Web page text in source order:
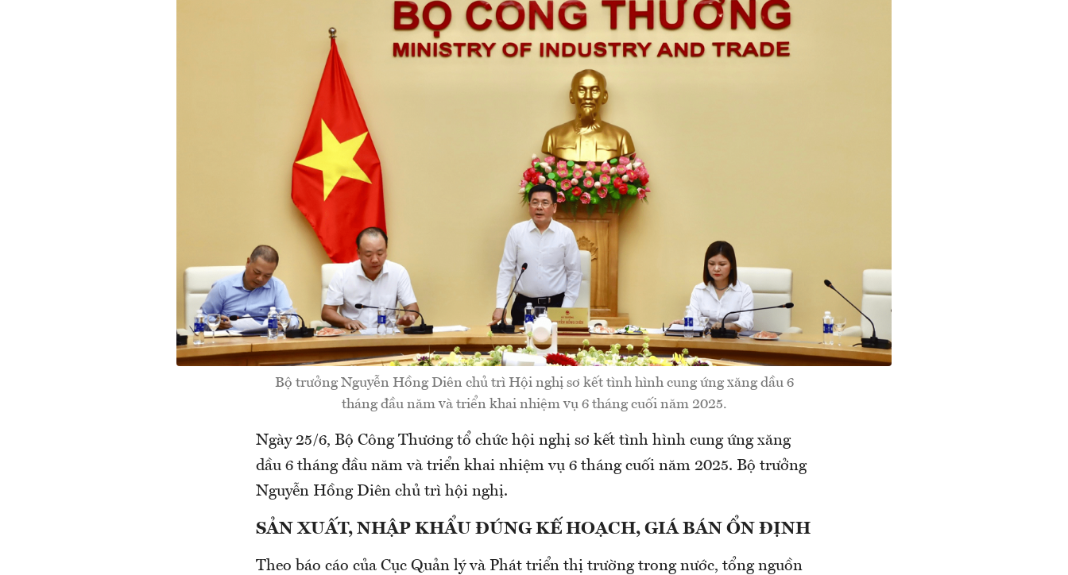
Bộ trưởng Nguyễn Hồng Diên chủ trì Hội nghị sơ kết tình hình cung ứng xăng dầu 6
tháng đầu năm và triển khai nhiệm vụ 6 tháng cuối năm 2025.
Ngày 25/6, Bộ Công Thương tổ chức hội nghị sơ kết tình hình cung ứng xăng
dầu 6 tháng đầu năm và triển khai nhiệm vụ 6 tháng cuối năm 2025. Bộ trưởng
Nguyễn Hồng Diên chủ trì hội nghị.
SẢNXUẤT, NHẬP KHẨU ĐÚNG KẾ HOẠCH, GIÁ BÁN ỔN ĐỊNH
Theo báo cáo của Cục Quản lý và Phát triển thị trường trong nước, tổng nguồn